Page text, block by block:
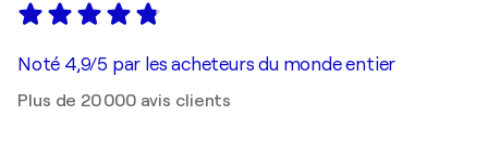
Noté 4,9/5 par les acheteurs du monde entier
Plus de 20 000 avis clients